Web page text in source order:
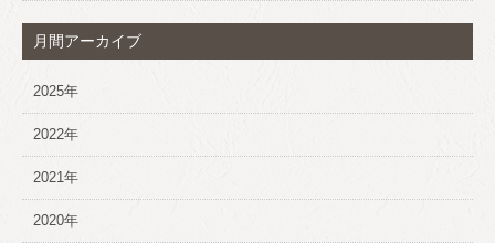
月間アーカイブ
2025年
2022年
2021年
2020年